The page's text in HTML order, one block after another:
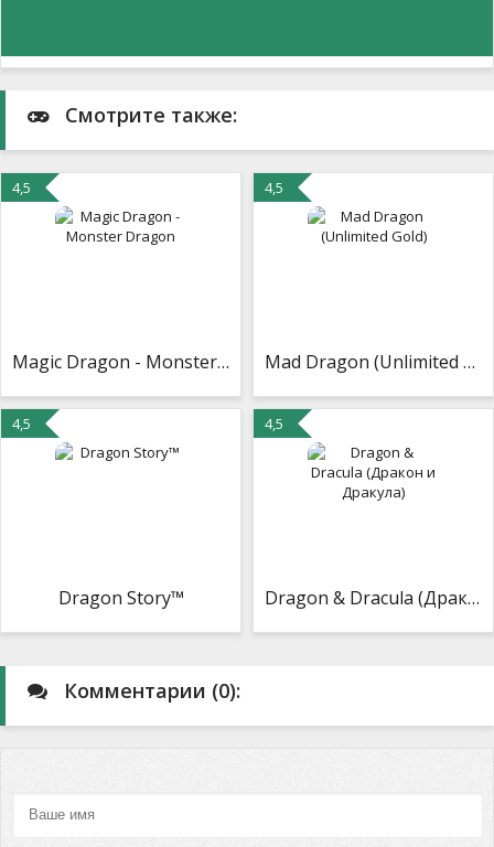
Смотрите также:
4,5
Magic Dragon - Monster Dragon
4,5
Mad Dragon (Unlimited Gold)
4,5
Dragon Story™
4,5
Dragon & Dracula (Дракон и Дракула)
Комментарии (0):